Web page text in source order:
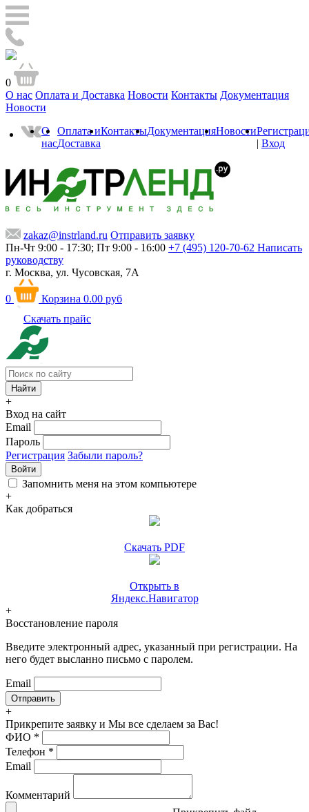
0
О нас Оплата и Доставка Новости Контакты Документация
Новости
О
нас
Оплата и
Доставка
КонтактыДокументацияНовости
| Вход
zakaz@instrland.ru Отправить заявку
Пн-Чт 9:00 - 17:30; Пт 9:00 - 16:00 +7 (495) 120-70-62 Написать
руководству
г. Москва, ул. Чусовская, 7А
0 Корзина 0.00 руб
Скачать прайс
+
Вход на сайт
Email
Пароль
Регистрация Забыли пароль?
Войти
Запомнить меня на этом компьютере
+
Как добраться
Скачать PDF
Открыть в
Яндекс.Навигатор
+
Восстановление пароля
Введите электронный адрес, указанный при регистрации. На
него будет высланно письмо с паролем.
Email
+
Прикрепите заявку и Мы все сделаем за Вас!
ФИО *
Телефон *
Email
Комментарий